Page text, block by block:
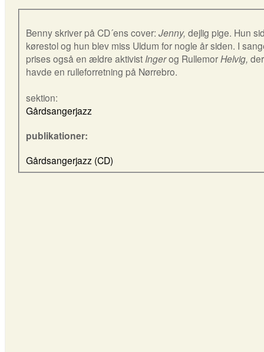
Benny skriver på CD´ens cover: Jenny, dejlig pige. Hun
kørestol og hun blev miss Uldum for nogle år siden. I
prises også en ældre aktivist Ingerog RullemorHelvig, der
havde en rulleforretning på Nørrebro.
sektion:
Gårdsangerjazz
publikationer:
Gårdsangerjazz (CD)